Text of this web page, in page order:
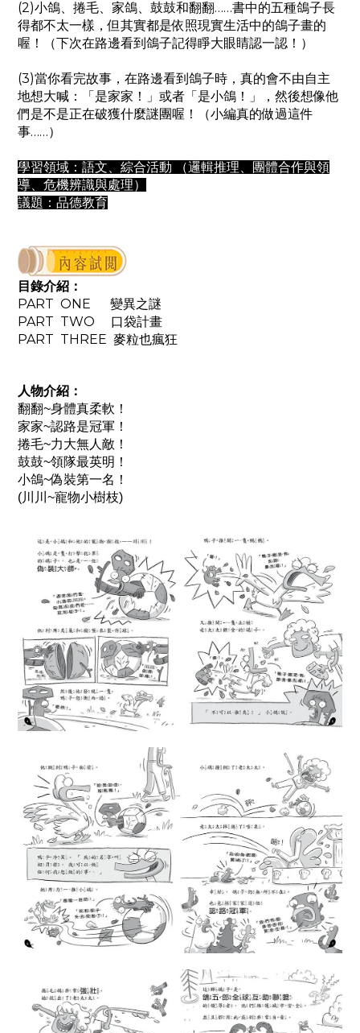
(2)小鴿、捲毛、家鴿、鼓鼓和翻翻……書中的五種鴿子長
得都不太一樣，但其實都是依照現實生活中的鴿子畫的
喔！（下次在路邊看到鴿子記得睜大眼睛認一認！）
(3)當你看完故事，在路邊看到鴿子時，真的會不由自主
地想大喊：「是家家！」或者「是小鴿！」，然後想像他
們是不是正在破獲什麼謎團喔！（小編真的做過這件
事……）
學習領域：語文、綜合活動 （邏輯推理、團體合作與領
導、危機辨識與處理）
議題：品德教育
目錄介紹：
PART ONE 變異之謎
PART TWO 口袋計畫
PART THREE 麥粒也瘋狂
人物介紹：
翻翻~身體真柔軟！
家家~認路是冠軍！
捲毛~力大無人敵！
鼓鼓~領隊最英明！
小鴿~偽裝第一名！
(川川~寵物小樹枝)